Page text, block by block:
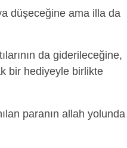
düşeceğine ama illa da
da giderileceğine,
bir hediyeyle birlikte
paranın allah yolunda